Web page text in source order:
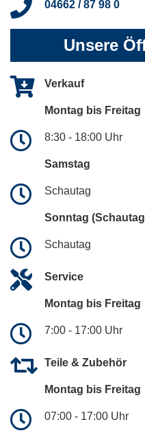
04662 / 87 98 0
Unsere
Verkauf
Montag bis Freitag
8:30 - 18:00 Uhr
Samstag
Schautag
Sonntag
Schautag
Service
Montag bis Freitag
7:00 - 17:00 Uhr
Teile & Zubehör
Montag bis Freitag
07:00 - 17:00 Uhr